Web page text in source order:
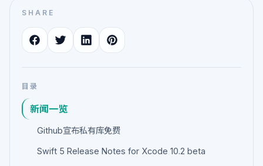
SHARE
目录
新闻一览
Github宣布私有库免费
Swift 5 Release Notes for Xcode 10.2 beta